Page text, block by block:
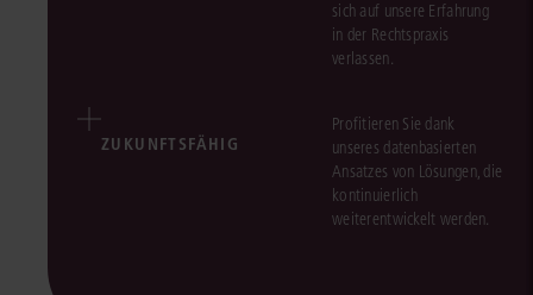
sich auf unsere Erfahrung
in der Rechtspraxis
verlassen.
ZUKUNFTSFÄHIG
Profitieren Sie dank
unseres datenbasierten
Ansatzes von Lösungen, die
kontinuierlich
weiterentwickelt werden.